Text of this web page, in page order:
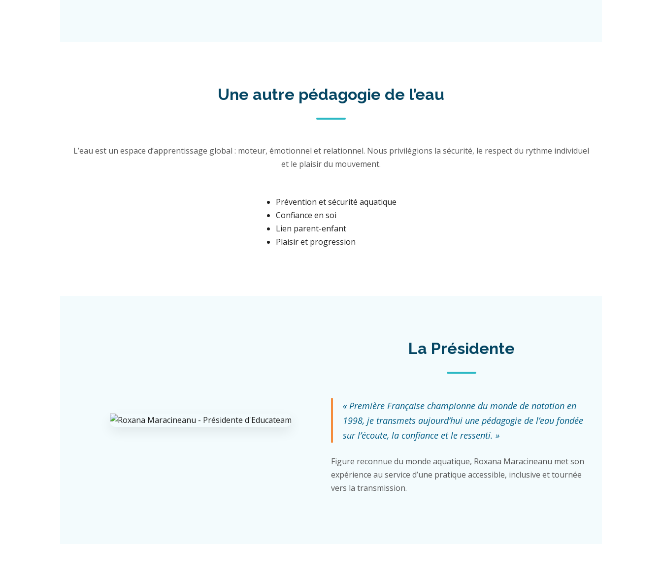
Une autre pédagogie de l’eau
L’eau est un espace d’apprentissage global : moteur, émotionnel et relationnel. Nous privilégions la sécurité, le respect du rythme individuel
et le plaisir du mouvement.
Prévention et sécurité aquatique
Confiance en soi
Lien parent-enfant
Plaisir et progression
La Présidente
« Première Française championne du monde de natation en
1998, je transmets aujourd’hui une pédagogie de l’eau fondée
sur l’écoute, la confiance et le ressenti. »
Figure reconnue du monde aquatique, Roxana Maracineanu met son
expérience au service d’une pratique accessible, inclusive et tournée
vers la transmission.